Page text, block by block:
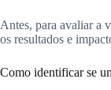
Antes, para avaliar a
os resultados e
Como identificar se